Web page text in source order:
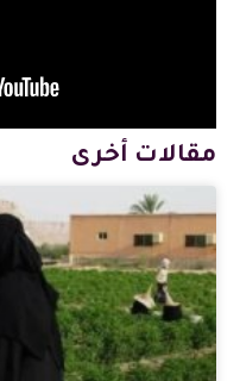
مقالات أخرى